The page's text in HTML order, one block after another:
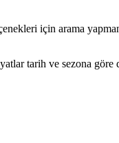
için arama
tarih ve sezona göre